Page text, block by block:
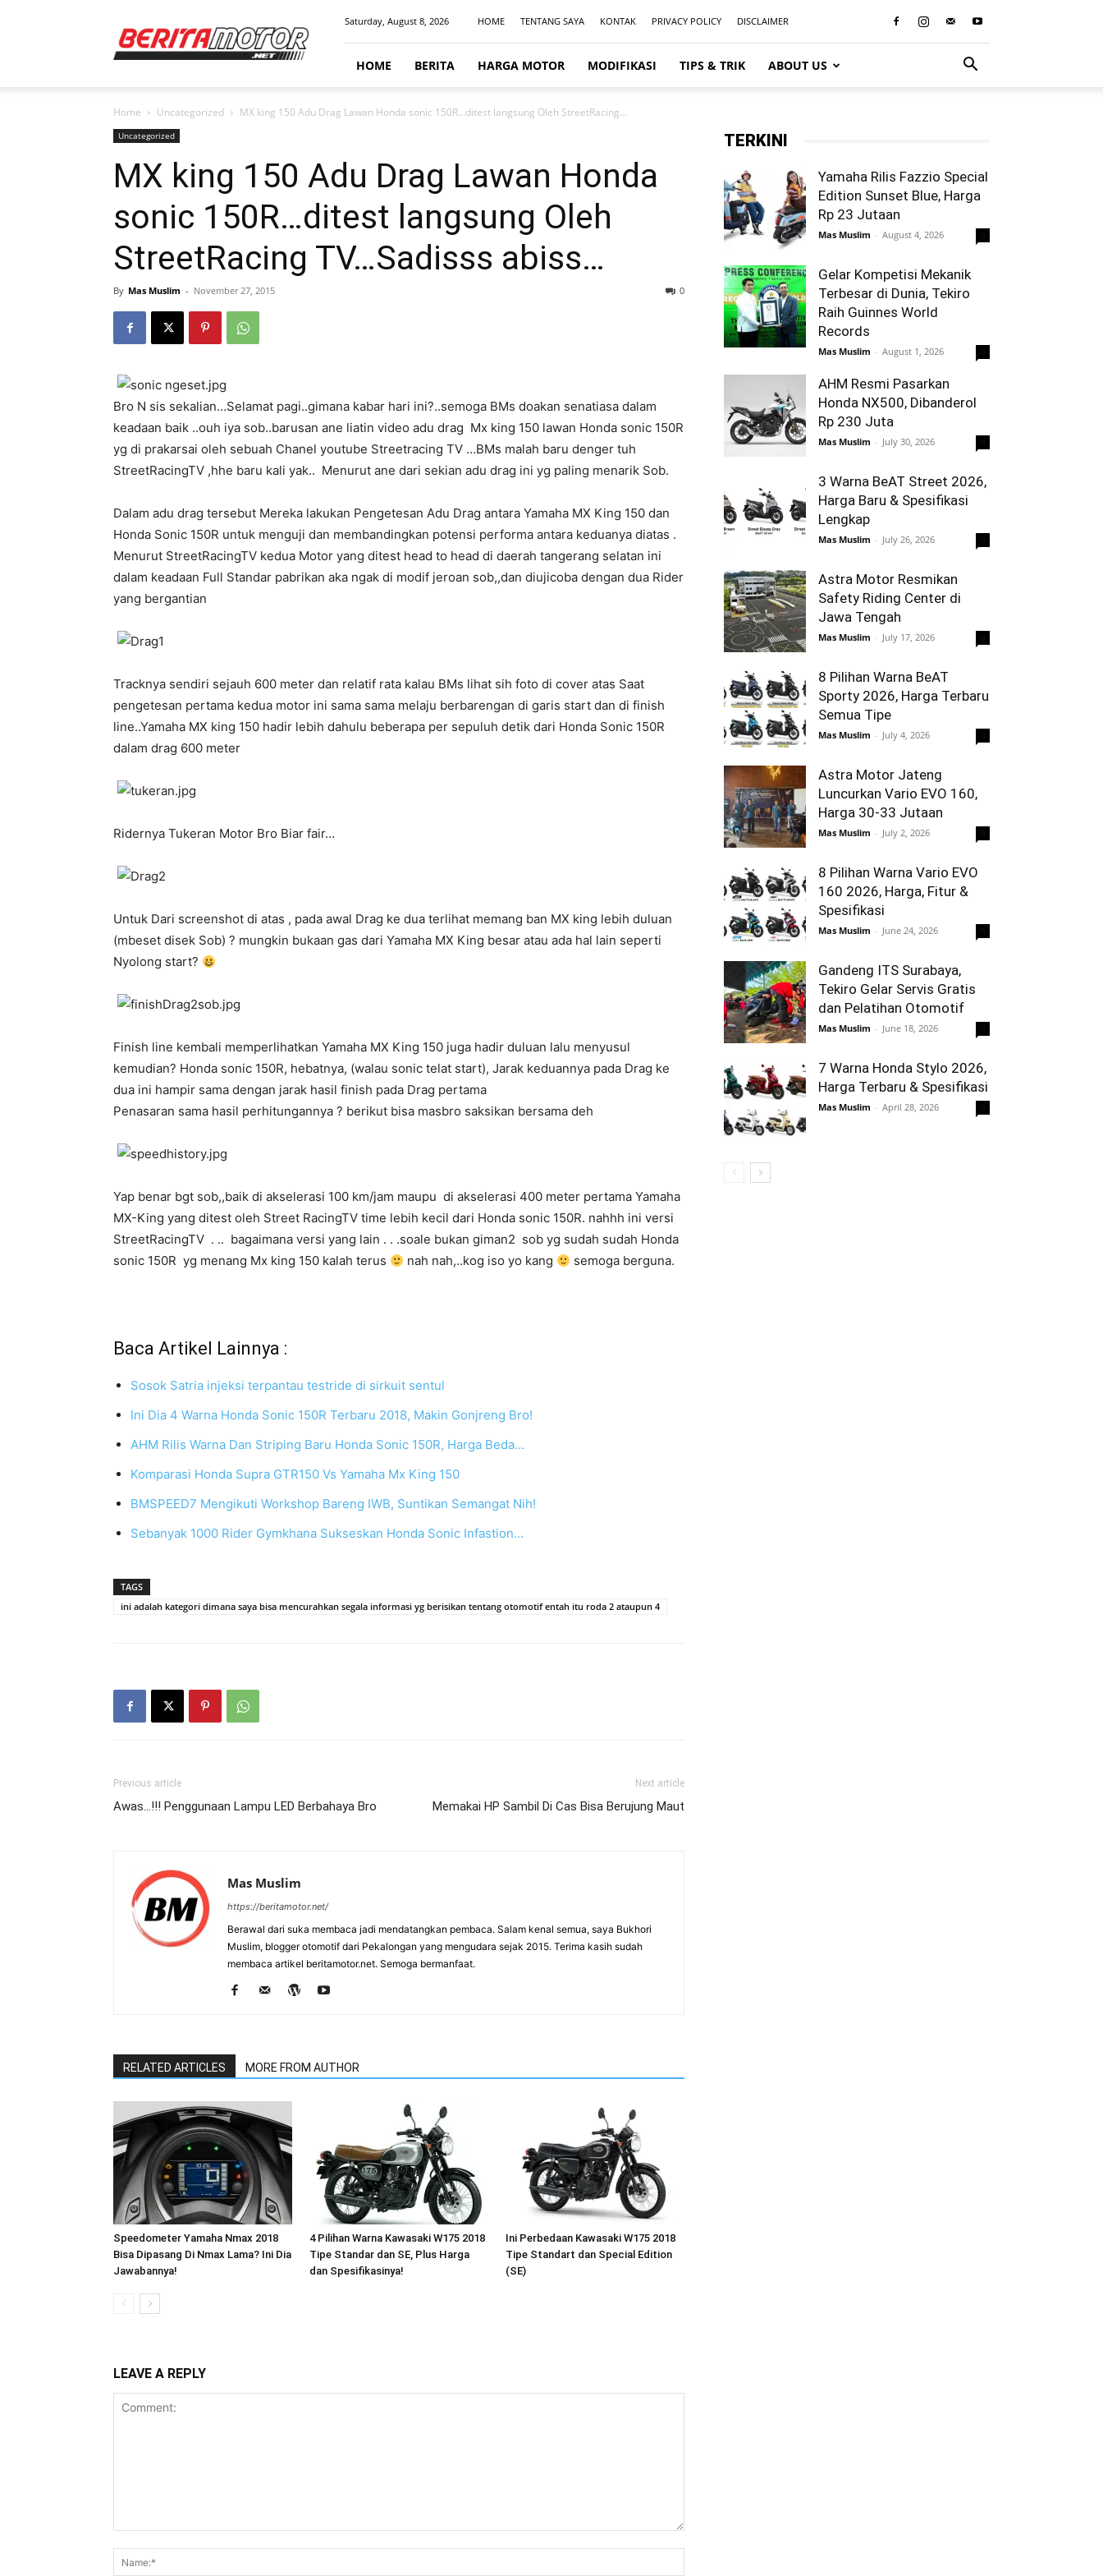
Saturday, August 8, 2026 HOME TENTANG SAYA KONTAK PRIVACY POLICY DISCLAIMER
HOME BERITA HARGA MOTOR MODIFIKASI TIPS & TRIK ABOUT US
Home Uncategorized MX king 150 Adu Drag Lawan Honda sonic 150R…ditest langsung Oleh StreetRacing...
Uncategorized
MX king 150 Adu Drag Lawan Honda
sonic 150R…ditest langsung Oleh
StreetRacing TV…Sadisss abiss…
By Mas Muslim - November 27, 2015 0
Bro N sis sekalian…Selamat pagi..gimana kabar hari ini?..semoga BMs doakan senatiasa dalam
keadaan baik ..ouh iya sob..barusan ane liatin video adu drag Mx king 150 lawan Honda sonic 150R
yg di prakarsai oleh sebuah Chanel youtube Streetracing TV …BMs malah baru denger tuh
StreetRacingTV ,hhe baru kali yak.. Menurut ane dari sekian adu drag ini yg paling menarik Sob.
Dalam adu drag tersebut Mereka lakukan Pengetesan Adu Drag antara Yamaha MX King 150 dan
Honda Sonic 150R untuk menguji dan membandingkan potensi performa antara keduanya diatas .
Menurut StreetRacingTV kedua Motor yang ditest head to head di daerah tangerang selatan ini
dalam keadaan Full Standar pabrikan aka ngak di modif jeroan sob,,dan diujicoba dengan dua Rider
yang bergantian
Tracknya sendiri sejauh 600 meter dan relatif rata kalau BMs lihat sih foto di cover atas Saat
pengetesan pertama kedua motor ini sama sama melaju berbarengan di garis start dan di finish
line..Yamaha MX king 150 hadir lebih dahulu beberapa per sepuluh detik dari Honda Sonic 150R
dalam drag 600 meter
Ridernya Tukeran Motor Bro Biar fair…
Untuk Dari screenshot di atas , pada awal Drag ke dua terlihat memang ban MX king lebih duluan
(mbeset disek Sob) ? mungkin bukaan gas dari Yamaha MX King besar atau ada hal lain seperti
Nyolong start?
Finish line kembali memperlihatkan Yamaha MX King 150 juga hadir duluan lalu menyusul
kemudian? Honda sonic 150R, hebatnya, (walau sonic telat start), Jarak keduannya pada Drag ke
dua ini hampir sama dengan jarak hasil finish pada Drag pertama
Penasaran sama hasil perhitungannya ? berikut bisa masbro saksikan bersama deh
Yap benar bgt sob,,baik di akselerasi 100 km/jam maupu di akselerasi 400 meter pertama Yamaha
MX-King yang ditest oleh Street RacingTV time lebih kecil dari Honda sonic 150R. nahhh ini versi
StreetRacingTV . .. bagaimana versi yang lain . . .soale bukan giman2 sob yg sudah sudah Honda
sonic 150R yg menang Mx king 150 kalah terus
nah nah,..kog iso yo kang semoga berguna.
Baca Artikel Lainnya :
Sosok Satria injeksi terpantau testride di sirkuit sentul
Ini Dia 4 Warna Honda Sonic 150R Terbaru 2018, Makin Gonjreng Bro!
AHM Rilis Warna Dan Striping Baru Honda Sonic 150R, Harga Beda…
Komparasi Honda Supra GTR150 Vs Yamaha Mx King 150
BMSPEED7 Mengikuti Workshop Bareng IWB, Suntikan Semangat Nih!
Sebanyak 1000 Rider Gymkhana Sukseskan Honda Sonic Infastion…
TAGS
ini adalah kategori dimana saya bisa mencurahkan segala informasi yg berisikan tentang otomotif entah itu roda 2 ataupun 4
Previous article
Awas…!!! Penggunaan Lampu LED Berbahaya Bro
Next article
Memakai HP Sambil Di Cas Bisa Berujung Maut
Mas Muslim
https://beritamotor.net/
Berawal dari suka membaca jadi mendatangkan pembaca. Salam kenal semua, saya Bukhori
Muslim, blogger otomotif dari Pekalongan yang mengudara sejak 2015. Terima kasih sudah
membaca artikel beritamotor.net. Semoga bermanfaat.
RELATED ARTICLES MORE FROM AUTHOR
Speedometer Yamaha Nmax 2018
Bisa Dipasang Di Nmax Lama? Ini Dia
Jawabannya!
4 Pilihan Warna Kawasaki W175 2018
Tipe Standar dan SE, Plus Harga
dan Spesifikasinya!
Ini Perbedaan Kawasaki W175 2018
Tipe Standart dan Special Edition
(SE)
LEAVE A REPLY
TERKINI
Yamaha Rilis Fazzio Special
Edition Sunset Blue, Harga
Rp 23 Jutaan
Mas Muslim - August 4, 2026
Gelar Kompetisi Mekanik
Terbesar di Dunia, Tekiro
Raih Guinnes World
Records
Mas Muslim - August 1, 2026
AHM Resmi Pasarkan
Honda NX500, Dibanderol
Rp 230 Juta
Mas Muslim - July 30, 2026
3 Warna BeAT Street 2026,
Harga Baru & Spesifikasi
Lengkap
Mas Muslim - July 26, 2026
Astra Motor Resmikan
Safety Riding Center di
Jawa Tengah
Mas Muslim - July 17, 2026
8 Pilihan Warna BeAT
Sporty 2026, Harga Terbaru
Semua Tipe
Mas Muslim - July 4, 2026
Astra Motor Jateng
Luncurkan Vario EVO 160,
Harga 30-33 Jutaan
Mas Muslim - July 2, 2026
8 Pilihan Warna Vario EVO
160 2026, Harga, Fitur &
Spesifikasi
Mas Muslim - June 24, 2026
Gandeng ITS Surabaya,
Tekiro Gelar Servis Gratis
dan Pelatihan Otomotif
Mas Muslim - June 18, 2026
7 Warna Honda Stylo 2026,
Harga Terbaru & Spesifikasi
Mas Muslim - April 28, 2026